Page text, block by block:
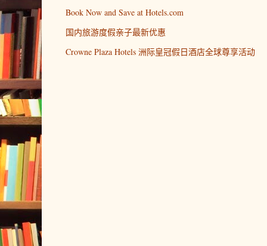
Book Now and Save at Hotels.com
国内旅游度假亲子最新优惠
Crowne Plaza Hotels 洲际皇冠假日酒店全球尊享活动